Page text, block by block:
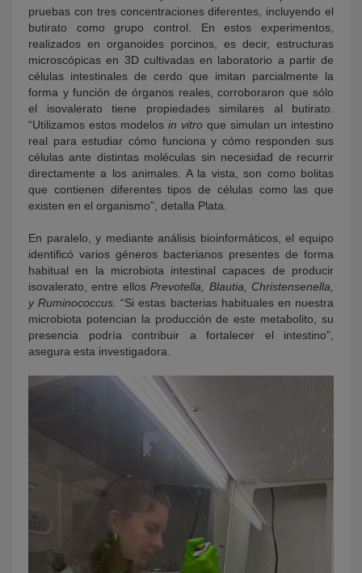
pruebas con tres concentraciones diferentes, incluyendo el
butirato como grupo control. En estos experimentos,
realizados en organoides porcinos, es decir, estructuras
microscópicas en 3D cultivadas en laboratorio a partir de
células intestinales de cerdo que imitan parcialmente la
forma y función de órganos reales, corroboraron que sólo
el isovalerato tiene propiedades similares al butirato.
“Utilizamos estos modelos in vitro que simulan un intestino
real para estudiar cómo funciona y cómo responden sus
células ante distintas moléculas sin necesidad de recurrir
directamente a los animales. A la vista, son como bolitas
que contienen diferentes tipos de células como las que
existen en el organismo”, detalla Plata.
En paralelo, y mediante análisis bioinformáticos, el equipo
identificó varios géneros bacterianos presentes de forma
habitual en la microbiota intestinal capaces de producir
isovalerato, entre ellosPrevotella, Blautia, Christensenella,
y Ruminococcus.“Si estas bacterias habituales en nuestra
microbiota potencian la producción de este metabolito, su
presencia podría contribuir a fortalecer el intestino”,
asegura esta investigadora.